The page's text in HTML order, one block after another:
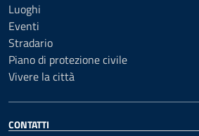
Luoghi
Eventi
Stradario
Piano di protezione civile
Vivere la città
CONTATTI